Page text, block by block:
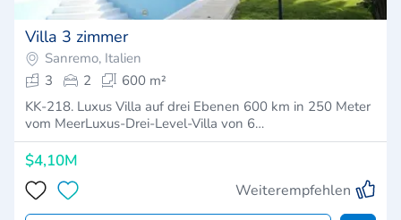
Villa 3 zimmer
Sanremo, Italien
3
2
600 m²
KK-218. Luxus Villa auf drei Ebenen 600 km in 250 Meter
vom MeerLuxus-Drei-Level-Villa von 6…
$4,10M
Weiterempfehlen